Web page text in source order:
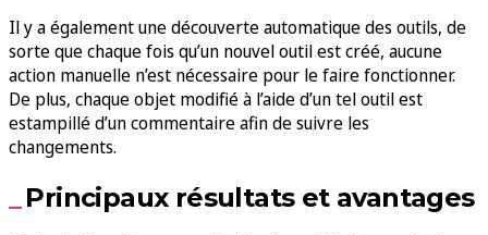
Il y a également une découverte automatique des outils, de
sorte que chaque fois qu’un nouvel outil est créé, aucune
action manuelle n’est nécessaire pour le faire fonctionner.
De plus, chaque objet modifié à l’aide d’un tel outil est
estampillé d’un commentaire afin de suivre les
changements.
Principaux résultats et avantages